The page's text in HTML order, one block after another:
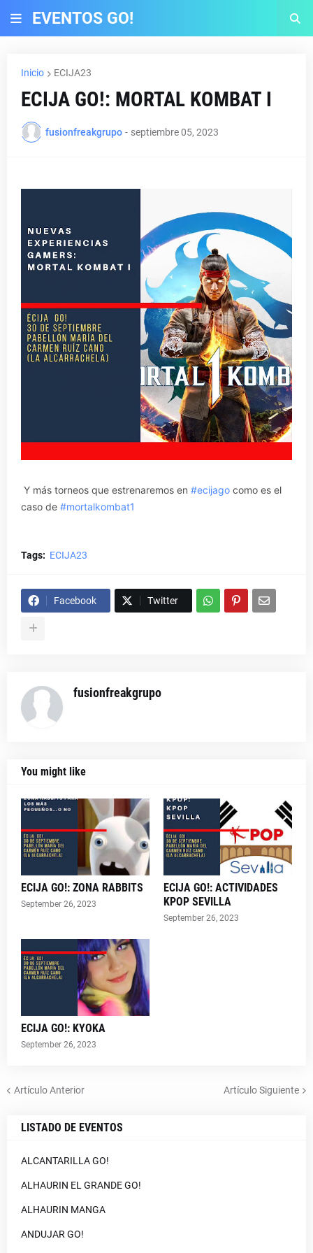
EVENTOS GO!
Inicio ECIJA23
ECIJA GO!: MORTAL KOMBAT I
fusionfreakgrupo - septiembre 05, 2023
Y más torneos que estrenaremos en #ecijago como es el
caso de #mortalkombat1
Tags: ECIJA23
Facebook Twitter
fusionfreakgrupo
You might like
ECIJA GO!: ZONA RABBITS
September 26, 2023
ECIJA GO!: ACTIVIDADES
KPOP SEVILLA
September 26, 2023
ECIJA GO!: KYOKA
September 26, 2023
Artículo Anterior Artículo Siguiente
LISTADO DE EVENTOS
ALCANTARILLA GO!
ALHAURIN EL GRANDE GO!
ALHAURIN MANGA
ANDUJAR GO!